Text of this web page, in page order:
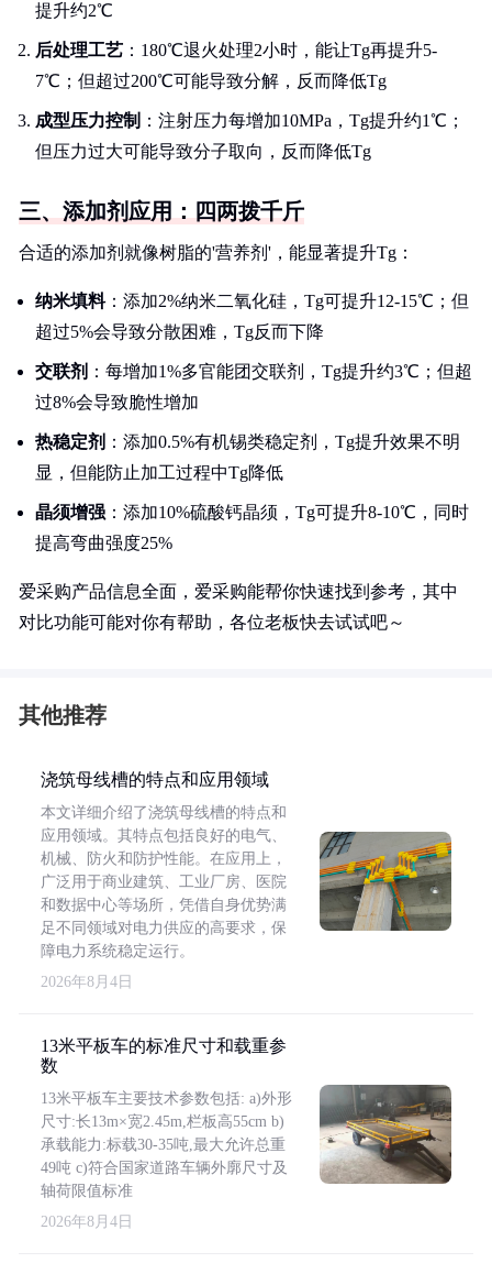
提升约2℃
后处理工艺 ：180℃退火处理2小时，能让Tg再提升5-
7℃；但超过200℃可能导致分解，反而降低Tg
成型压力控制 ：注射压力每增加10MPa，Tg提升约1℃；
但压力过大可能导致分子取向，反而降低Tg
三、添加剂应用：四两拨千斤
合适的添加剂就像树脂的'营养剂'，能显著提升Tg：
纳米填料：添加2%纳米二氧化硅，Tg可提升12-15℃；但
超过5%会导致分散困难，Tg反而下降
交联剂 ：每增加1%多官能团交联剂，Tg提升约3℃；但超
过8%会导致脆性增加
热稳定剂 ：添加0.5%有机锡类稳定剂，Tg提升效果不明
显，但能防止加工过程中Tg降低
晶须增强 ：添加10%硫酸钙晶须，Tg可提升8-10℃，同时
提高弯曲强度25%
爱采购产品信息全面，爱采购能帮你快速找到参考，其中
对比功能可能对你有帮助，各位老板快去试试吧～
其他推荐
浇筑母线槽的特点和应用领域
本文详细介绍了浇筑母线槽的特点和
应用领域。其特点包括良好的电气、
机械、防火和防护性能。在应用上，
广泛用于商业建筑、工业厂房、医院
和数据中心等场所，凭借自身优势满
足不同领域对电力供应的高要求，保
障电力系统稳定运行。
2026年8月4日
13米平板车的标准尺寸和载重参
数
13米平板车主要技术参数包括: a)外形
尺寸:长13m×宽2.45m,栏板高55cm b)
承载能力:标载30-35吨,最大允许总重
49吨 c)符合国家道路车辆外廓尺寸及
轴荷限值标准
2026年8月4日